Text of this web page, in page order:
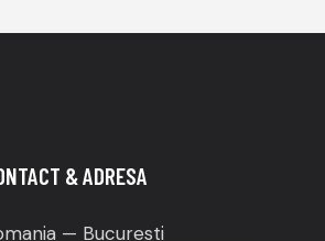
& ADRESA
— Bucuresti